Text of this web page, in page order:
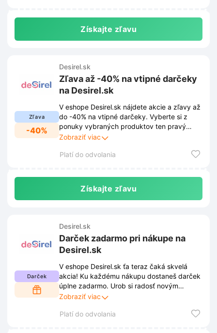
Získajte zľavu
Zľava
-40%
Desirel.sk
Zľava až -40% na vtipné darčeky
na Desirel.sk
V eshope Desirel.sk nájdete akcie a zľavy až
do -40% na vtipné darčeky. Vyberte si z
ponuky vybraných produktov ten pravý
darček a potešte svojich blízkych za skvelú
Zobraziť viac
Platí do odvolania
Získajte zľavu
Darček
Desirel.sk
Darček zadarmo pri nákupe na
Desirel.sk
V eshope Desirel.sk ťa teraz čaká skvelá
akcia! Ku každému nákupu dostaneš darček
úplne zadarmo. Urob si radosť novým
kúskom a nechaj sa prekvapiť milým
Zobraziť viac
Platí do odvolania